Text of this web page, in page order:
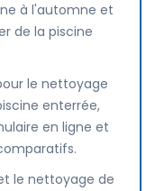
à l'automne et
de la piscine
le nettoyage
enterrée,
en ligne et
le nettoyage de